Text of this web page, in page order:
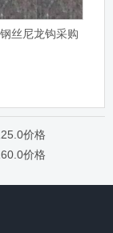
丝尼龙钩采购
价格
价格